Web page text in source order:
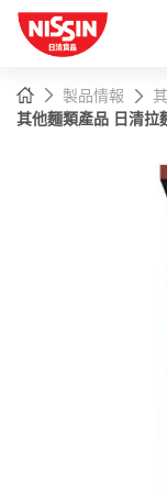
主頁製品情報
其他麵類產品 日清拉